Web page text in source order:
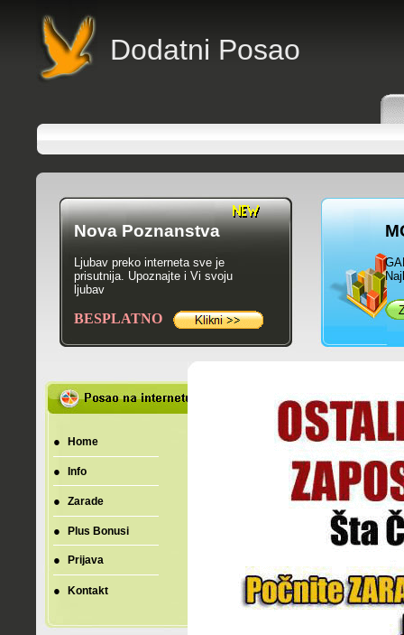
Dodatni Posao
Nova Poznanstva
Ljubav preko interneta sve je
prisutnija. Upoznajte i Vi svoju
ljubav
BESPLATNO
● Home
● Info
● Zarade
● Plus Bonusi
● Prijava
● Kontakt